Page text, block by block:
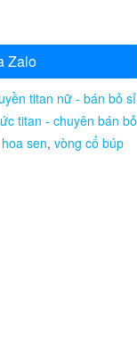
Zalo
titan nữ - bán bỏ sỉ
titan - chuyên bán bỏ
hoa sen, vòng cổ búp